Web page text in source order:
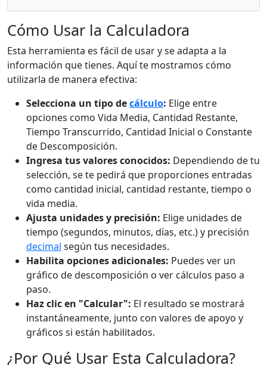
Cómo Usar la Calculadora
Esta herramienta es fácil de usar y se adapta a la
información que tienes. Aquí te mostramos cómo
utilizarla de manera efectiva:
Selecciona un tipo decálculo: Elige entre
opciones como Vida Media, Cantidad Restante,
Tiempo Transcurrido, Cantidad Inicial o Constante
de Descomposición.
Ingresa tus valores conocidos: Dependiendo de tu
selección, se te pedirá que proporciones entradas
como cantidad inicial, cantidad restante, tiempo o
vida media.
Ajusta unidades y precisión: Elige unidades de
tiempo (segundos, minutos, días, etc.) y precisión
decimal según tus necesidades.
Habilita opciones adicionales: Puedes ver un
gráfico de descomposición o ver cálculos paso a
paso.
Haz clic en "Calcular": El resultado se mostrará
instantáneamente, junto con valores de apoyo y
gráficos si están habilitados.
¿Por Qué Usar Esta Calculadora?